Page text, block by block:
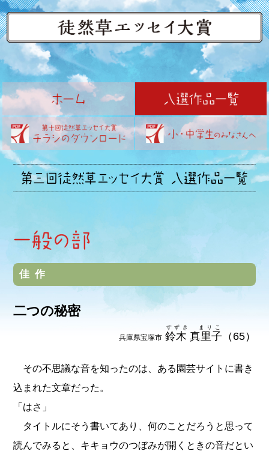
佳作
二つの秘密
兵庫県宝塚市 鈴木 真里子
すずき まりこ
（65）
その不思議な音を知ったのは、ある園芸サイトに書き
込まれた文章だった。
「はさ」
タイトルにそう書いてあり、何のことだろうと思って
読んでみると、キキョウのつぼみが開くときの音だとい